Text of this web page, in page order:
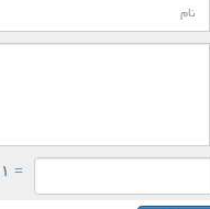
= ۱ بعلاوه ۲